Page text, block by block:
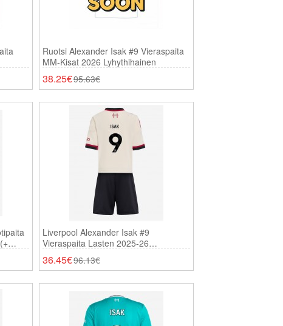
Ruotsi Alexander Isak #9 Vieraspaita
MM-Kisat 2026 Lyhythihainen
38.25€95.63€
Liverpool Alexander Isak #9
Vieraspaita Lasten 2025-26
Lyhythihainen (+ Shortsit)
36.45€96.13€